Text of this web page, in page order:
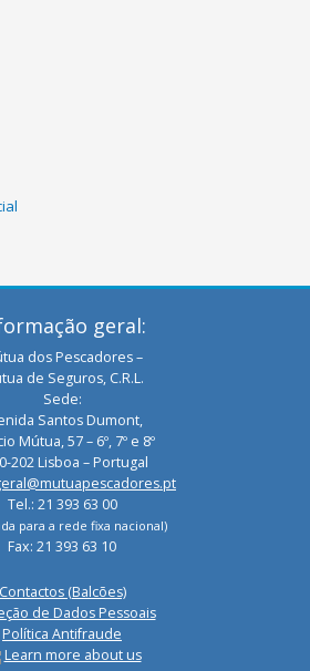
geral:
dos Pescadores –
de Seguros, C.R.L.
Sede:
Santos Dumont,
Mútua, 57 – 6º, 7º e 8º
202 Lisboa – Portugal
Tel.: 21 393 63 00
para a rede fixa nacional)
Fax: 21 393 63 10
Contactos (Balcões)
de Dados Pessoais
Política Antifraude
Learn more about us